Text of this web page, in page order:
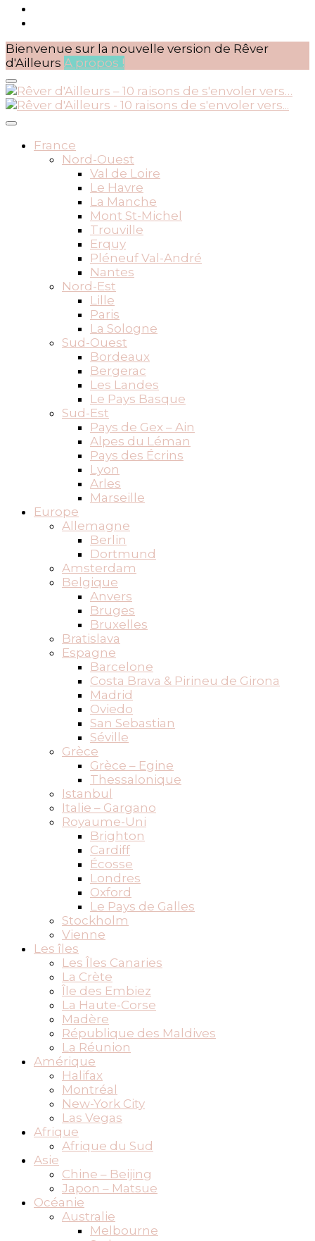
Bienvenue sur la nouvelle version de Rêver
d'Ailleurs A propos !
Rêver d'Ailleurs – 10 raisons
de s'envoler vers…
France
Nord-Ouest
Val de Loire
Le Havre
La Manche
Mont St-Michel
Trouville
Erquy
Pléneuf Val-André
Nantes
Nord-Est
Lille
Paris
La Sologne
Sud-Ouest
Bordeaux
Bergerac
Les Landes
Le Pays Basque
Sud-Est
Pays de Gex – Ain
Alpes du Léman
Pays des Écrins
Lyon
Arles
Marseille
Europe
Allemagne
Berlin
Dortmund
Amsterdam
Belgique
Anvers
Bruges
Bruxelles
Bratislava
Espagne
Barcelone
Costa Brava & Pirineu de Girona
Madrid
Oviedo
San Sebastian
Séville
Grèce
Grèce – Egine
Thessalonique
Istanbul
Italie – Gargano
Royaume-Uni
Brighton
Cardiff
Écosse
Londres
Oxford
Le Pays de Galles
Stockholm
Vienne
Les îles
Les Îles Canaries
La Crète
Île des Embiez
La Haute-Corse
Madère
République des Maldives
La Réunion
Amérique
Halifax
Montréal
New-York City
Las Vegas
Afrique
Afrique du Sud
Asie
Chine – Beijing
Japon – Matsue
Océanie
Australie
Melbourne